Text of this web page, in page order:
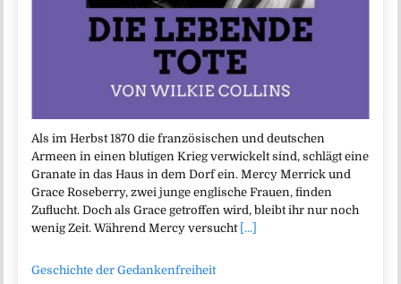
Als im Herbst 1870 die französischen und deutschen
Armeen in einen blutigen Krieg verwickelt sind, schlägt eine
Granate in das Haus in dem Dorf ein. Mercy Merrick und
Grace Roseberry, zwei junge englische Frauen, finden
Zuflucht. Doch als Grace getroffen wird, bleibt ihr nur noch
wenig Zeit. Während Mercy versucht [...]
Geschichte der Gedankenfreiheit